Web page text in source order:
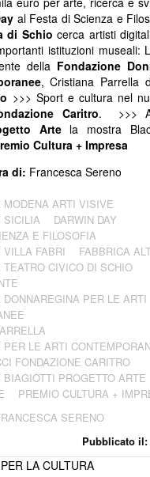
Pubblicato il:
al Festa di Scienza e
di Schiocerca artisti
istituzioni museali:
della Fondazione
, Cristiana Parrella
>>> Sport e cultura nel
Caritro. >>>
Artela mostra
Cultura + Impresa
di: Francesca Sereno
MODENA ARTI VISIVE
SICILIA
DARWIN DAY
E FILOSOFIA
VILLA FABRI
FABBRICA
TEATRO CIVICO DI SCHIO
DONNAREGINA PER LE ARTI
PER LE ARTI
FONDAZIONE CARITRO
BIAGIOTTI PROGETTO ARTE
PREMIO CULTURA +
SERENO
LA CULTURA